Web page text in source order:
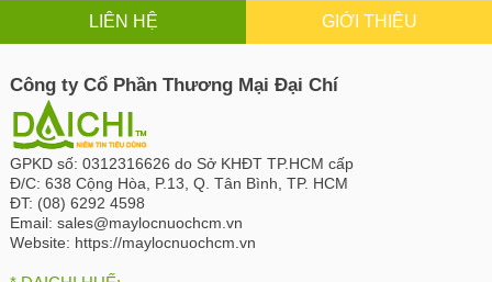
LIÊN HỆ GIỚI THIỆU
Công ty Cổ Phần Thương Mại Đại Chí
GPKD số: 0312316626 do Sở KHĐT TP.HCM cấp
Đ/C: 638 Cộng Hòa, P.13, Q. Tân Bình, TP. HCM
ĐT: (08) 6292 4598
Email: sales@maylocnuochcm.vn
Website: https://maylocnuochcm.vn